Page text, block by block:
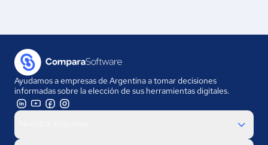
Ayudamos a empresas de Argentina a tomar decisiones
informadas sobre la elección de sus herramientas digitales.